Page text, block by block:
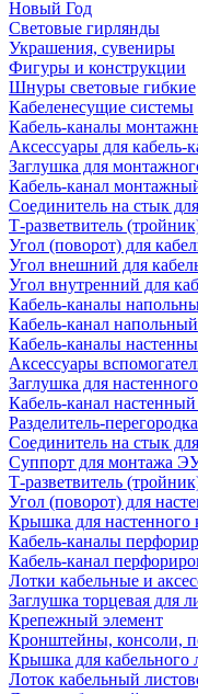
Новый Год
Световые гирлянды
Украшения, сувениры
Фигуры и конструкции
Шнуры световые гибкие
Кабеленесущие системы
Кабель-каналы
Аксессуары для кабель-
Заглушка для
Кабель-канал
Соединитель на стык
Т-разветвитель
Угол (поворот) для
Угол внешний для
Угол внутренний для
Кабель-каналы
Кабель-канал напольный
Кабель-каналы
Аксессуары
Заглушка для
Кабель-канал
Разделитель-
Соединитель на стык
Суппорт для монтажа
Т-разветвитель
Угол (поворот) для
Крышка для настенного
Кабель-каналы
Кабель-канал
Лотки кабельные и
Заглушка торцевая для
Крепежный элемент
Кронштейны, консоли,
Крышка для кабельного
Лоток кабельный